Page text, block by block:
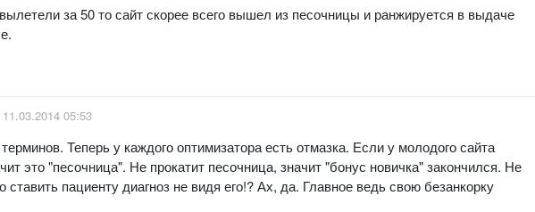
за 50 то сайт скорее всего вышел из песочницы и ранжируется в выдаче
11.03.2014 05:53
Теперь у каждого оптимизатора есть отмазка. Если у молодого сайта
это "песочница". Не прокатит песочница, значит "бонус новичка" закончился. Не
пациенту диагноз не видя его!? Ах, да. Главное ведь свою безанкорку